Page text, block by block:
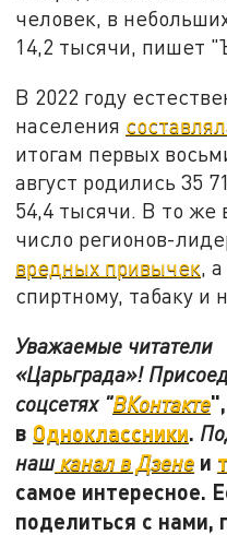
человек, в
14,2 тысячи, пишет
В 2022 году
населения
итогам первых
август родились 35
54,4 тысячи. В то же
число регионов-
вредных привычек,
спиртному, табаку и
Уважаемые читатели
«Царьграда»!
соцсетях "ВКонтакте",
в Одноклассники.
наш канал в Дзене и
самое интересное.
поделиться с нами,